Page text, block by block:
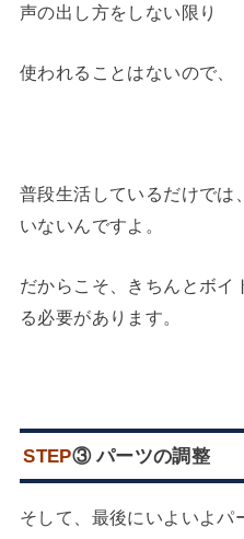
声の出し方をしない限り
使われることはないので、
普段生活しているだけでは
いないんですよ。
だからこそ、きちんとボイ
る必要があります。
STEP③ パーツの調整
そして、最後にいよいよパ